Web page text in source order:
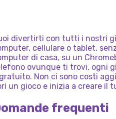
divertirti con tutti i nostri
cellulare o tablet,
di casa, su un
ovunque ti trovi, ogni
Non ci sono costi
un gioco e inizia a creare il
frequenti